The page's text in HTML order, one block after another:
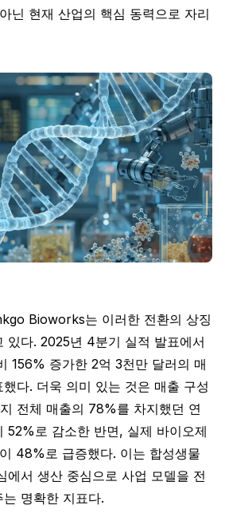
닌 현재 산업의 핵심 동력으로 자리
Bioworks는 이러한 전환의 상징
있다. 2025년 4분기 실적 발표에서
156% 증가한 2억 3천만 달러의 매
다. 더욱 의미 있는 것은 매출 구성
전체 매출의 78%를 차지했던 연
52%로 감소한 반면, 실제 바이오제
48%로 급증했다. 이는 합성생물
에서 생산 중심으로 사업 모델을 전
명확한 지표다.